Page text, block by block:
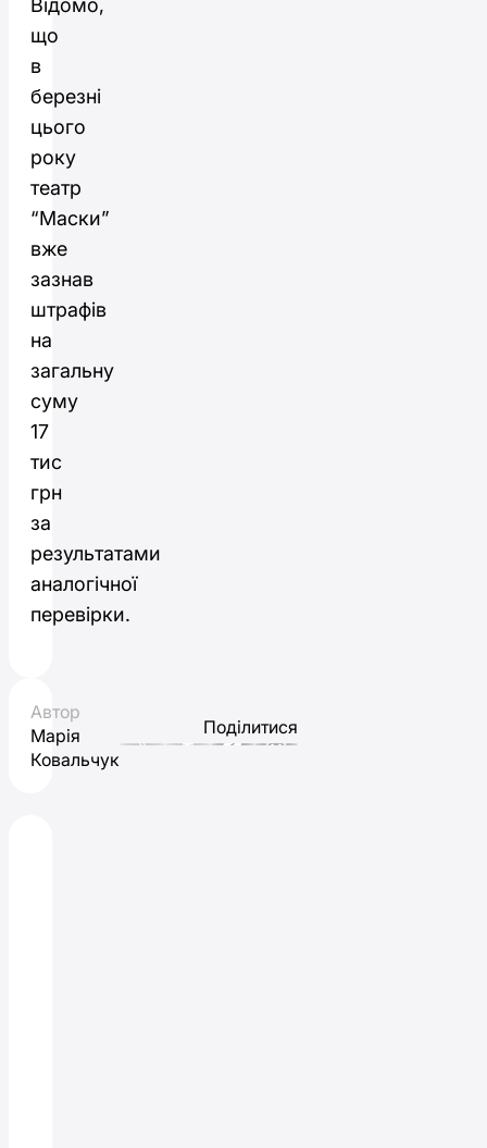
Відомо,
що
в
березні
цього
року
театр
“Маски”
вже
зазнав
штрафів
на
загальну
суму
17
тис
грн
за
результатами
аналогічної
перевірки.
Автор
Марія
Ковальчук
Поділитися